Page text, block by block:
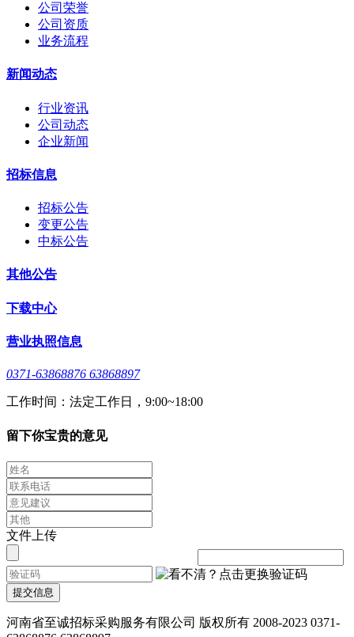
公司荣誉
公司资质
业务流程
新闻动态
行业资讯
公司动态
企业新闻
招标信息
招标公告
变更公告
中标公告
其他公告
下载中心
营业执照信息
0371-63868876 63868897
工作时间：法定工作日，9:00~18:00
留下你宝贵的意见
文件上传
提交信息
河南省至诚招标采购服务有限公司 版权所有 2008-2023 0371-